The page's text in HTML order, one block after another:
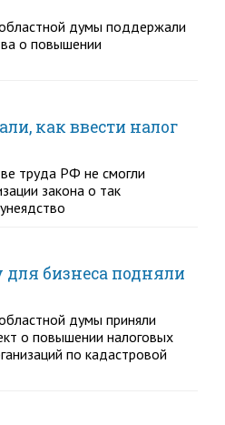
думы поддержали
о повышении
как ввести налог
труда РФ не смогли
закона о так
бизнеса подняли
думы приняли
о повышении налоговых
по кадастровой